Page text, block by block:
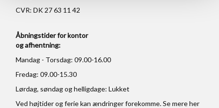
CVR: DK 27 63 11 42
Åbningstider for kontor
og afhentning:
Mandag - Torsdag: 09.00-16.00
Fredag: 09.00-15.30
Lørdag, søndag og helligdage: Lukket
Ved højtider og ferie kan ændringer forekomme. Se mereher